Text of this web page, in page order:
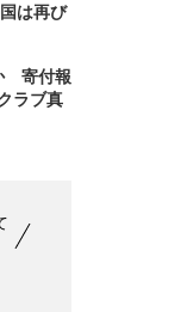
は再び
寄付報
ラブ真